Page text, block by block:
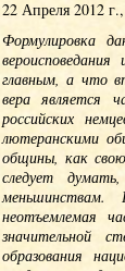
22 Апреля 2012
Формулировка
главным, а что
вера является
российских
лютеранскими
общины, как
следует
меньшинствам.
неотъемлемая
значительной
образования